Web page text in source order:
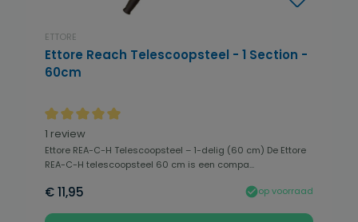
ETTORE
Ettore Reach Telescoopsteel - 1 Section -
60cm
Gemiddelde waardering van 5 van 5 sterren
1 review
Ettore REA-C-H Telescoopsteel – 1-delig (60 cm) De Ettore
REA-C-H telescoopsteel 60 cm is een compa...
€ 11,95 op voorraad